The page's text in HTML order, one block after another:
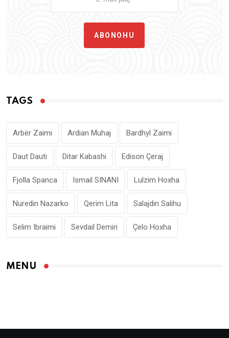
ABONOHU
TAGS
Arbër Zaimi Ardian Muhaj Bardhyl Zaimi
Daut Dauti Ditar Kabashi Edison Çeraj
Fjolla Spanca Ismail SINANI Lulzim Hoxha
Nuredin Nazarko Qerim Lita Salajdin Salihu
Selim Ibraimi Sevdail Demiri Çelo Hoxha
MENU